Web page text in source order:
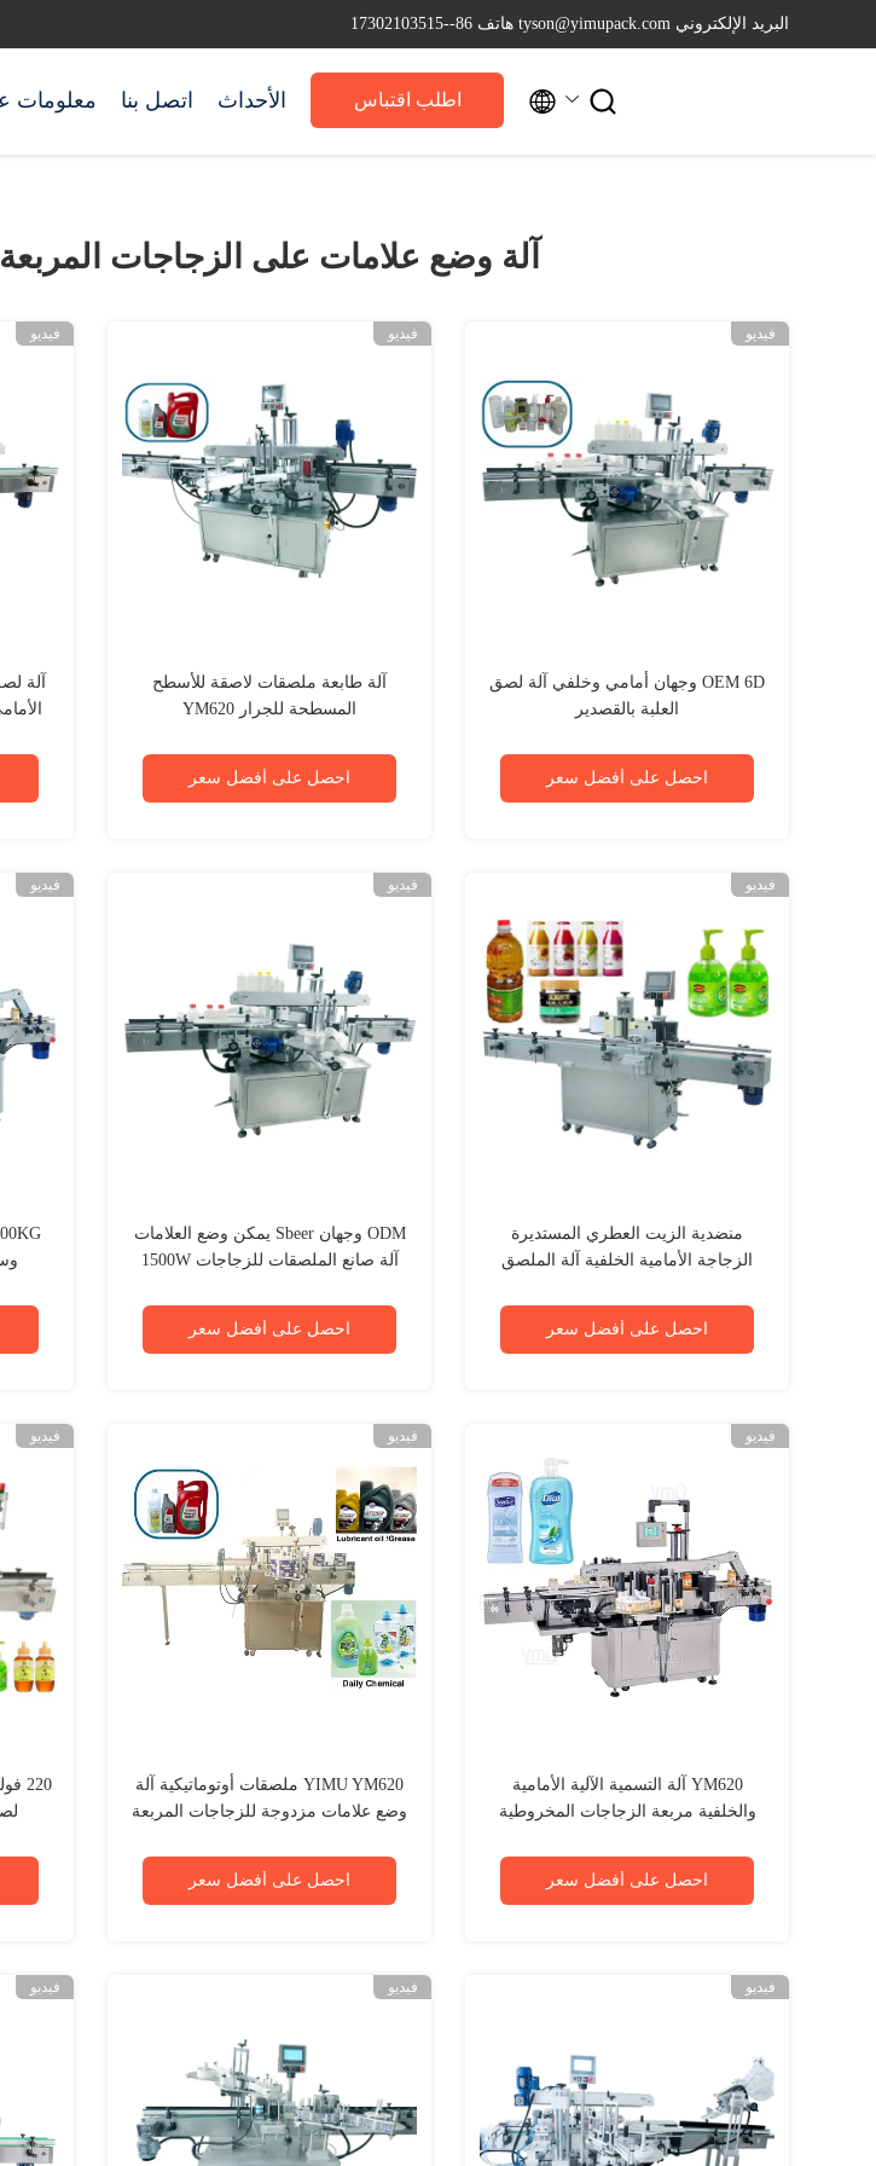
البريد الإلكتروني tyson@yimupack.com هاتف 86--17302103515
معلومات اتصل بنا الأحداث اطلب اقتباس  
آلة وضع علامات على الزجاجات المربعة
فيديو
آلة
فيديو
آلة طابعة ملصقات لاصقة للأسطح
المسطحة للجرار YM620
احصل على أفضل سعر
فيديو
OEM 6D وجهان أمامي وخلفي آلة لصق
العلبة بالقصدير
احصل على أفضل سعر
فيديو فيديو
ODM وجهان Sbeer يمكن وضع العلامات
آلة صانع الملصقات للزجاجات 1500W
احصل على أفضل سعر
فيديو
منضدية الزيت العطري المستديرة
الزجاجة الأمامية الخلفية آلة الملصق
احصل على أفضل سعر
فيديو فيديو
YIMU YM620 ملصقات أوتوماتيكية آلة
وضع علامات مزدوجة للزجاجات المربعة
احصل على أفضل سعر
فيديو
YM620 آلة التسمية الآلية الأمامية
والخلفية مربعة الزجاجات المخروطية
احصل على أفضل سعر
فيديو فيديو فيديو